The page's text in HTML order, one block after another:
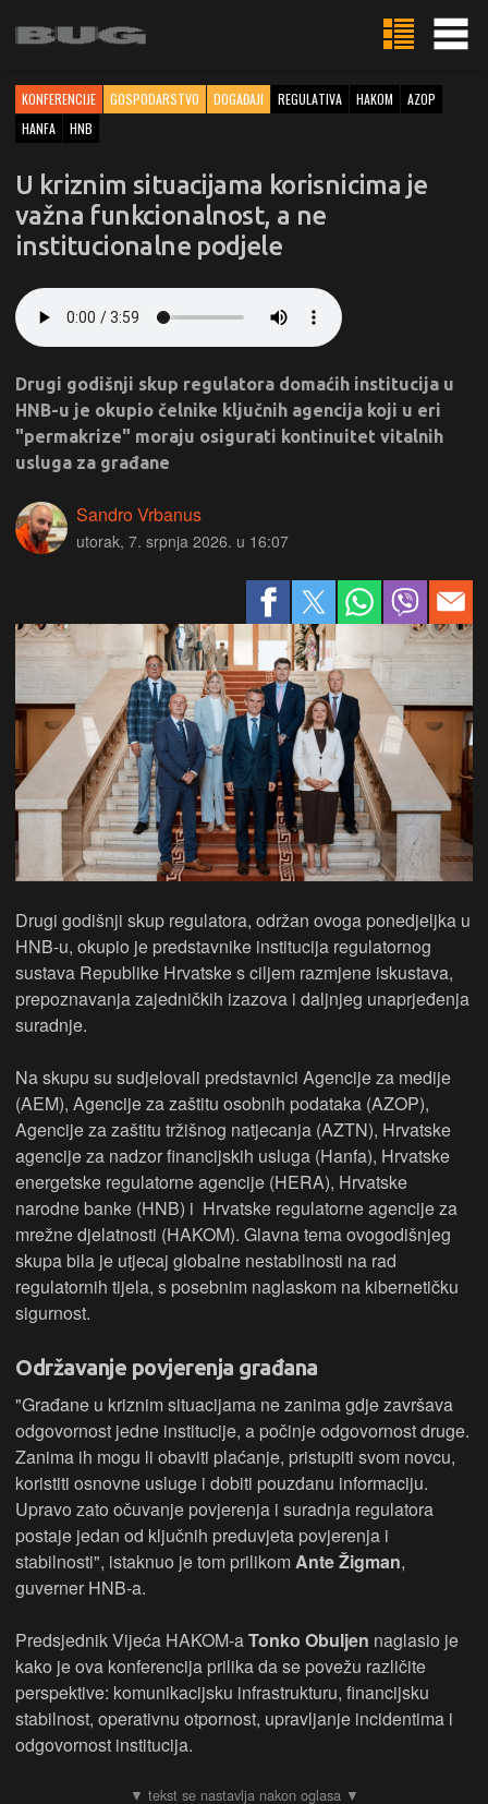
KONFERENCIJE GOSPODARSTVO DOGAĐAJI REGULATIVA HAKOM
AZOP
HANFA
HNB
U kriznim situacijama korisnicima je
važna funkcionalnost, a ne
institucionalne podjele
Drugi godišnji skup regulatora domaćih institucija u
HNB-u je okupio čelnike ključnih agencija koji u eri
"permakrize" moraju osigurati kontinuitet vitalnih
usluga za građane
Sandro Vrbanus
utorak, 7. srpnja 2026. u 16:07
Drugi godišnji skup regulatora, održan ovoga ponedjeljka u
HNB-u, okupio je predstavnike institucija regulatornog
sustava Republike Hrvatske s ciljem razmjene iskustava,
prepoznavanja zajedničkih izazova i daljnjeg unaprjeđenja
suradnje.
Na skupu su sudjelovali predstavnici Agencije za medije
(AEM), Agencije za zaštitu osobnih podataka (AZOP),
Agencije za zaštitu tržišnog natjecanja (AZTN), Hrvatske
agencije za nadzor financijskih usluga (Hanfa), Hrvatske
energetske regulatorne agencije (HERA), Hrvatske
narodne banke (HNB) i Hrvatske regulatorne agencije za
mrežne djelatnosti (HAKOM). Glavna tema ovogodišnjeg
skupa bila je utjecaj globalne nestabilnosti na rad
regulatornih tijela, s posebnim naglaskom na kibernetičku
sigurnost.
Održavanje povjerenja građana
"Građane u kriznim situacijama ne zanima gdje završava
odgovornost jedne institucije, a počinje odgovornost druge.
Zanima ih mogu li obaviti plaćanje, pristupiti svom novcu,
koristiti osnovne usluge i dobiti pouzdanu informaciju.
Upravo zato očuvanje povjerenja i suradnja regulatora
postaje jedan od ključnih preduvjeta povjerenja i
stabilnosti", istaknuo je tom prilikomAnte Žigman,
guverner HNB-a.
Predsjednik Vijeća HAKOM-aTonko Obuljen naglasio je
kako je ova konferencija prilika da se povežu različite
perspektive: komunikacijsku infrastrukturu, financijsku
stabilnost, operativnu otpornost, upravljanje incidentima i
odgovornost institucija.